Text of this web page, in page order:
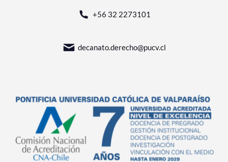
+56 32 2273101
decanato.derecho@pucv.cl